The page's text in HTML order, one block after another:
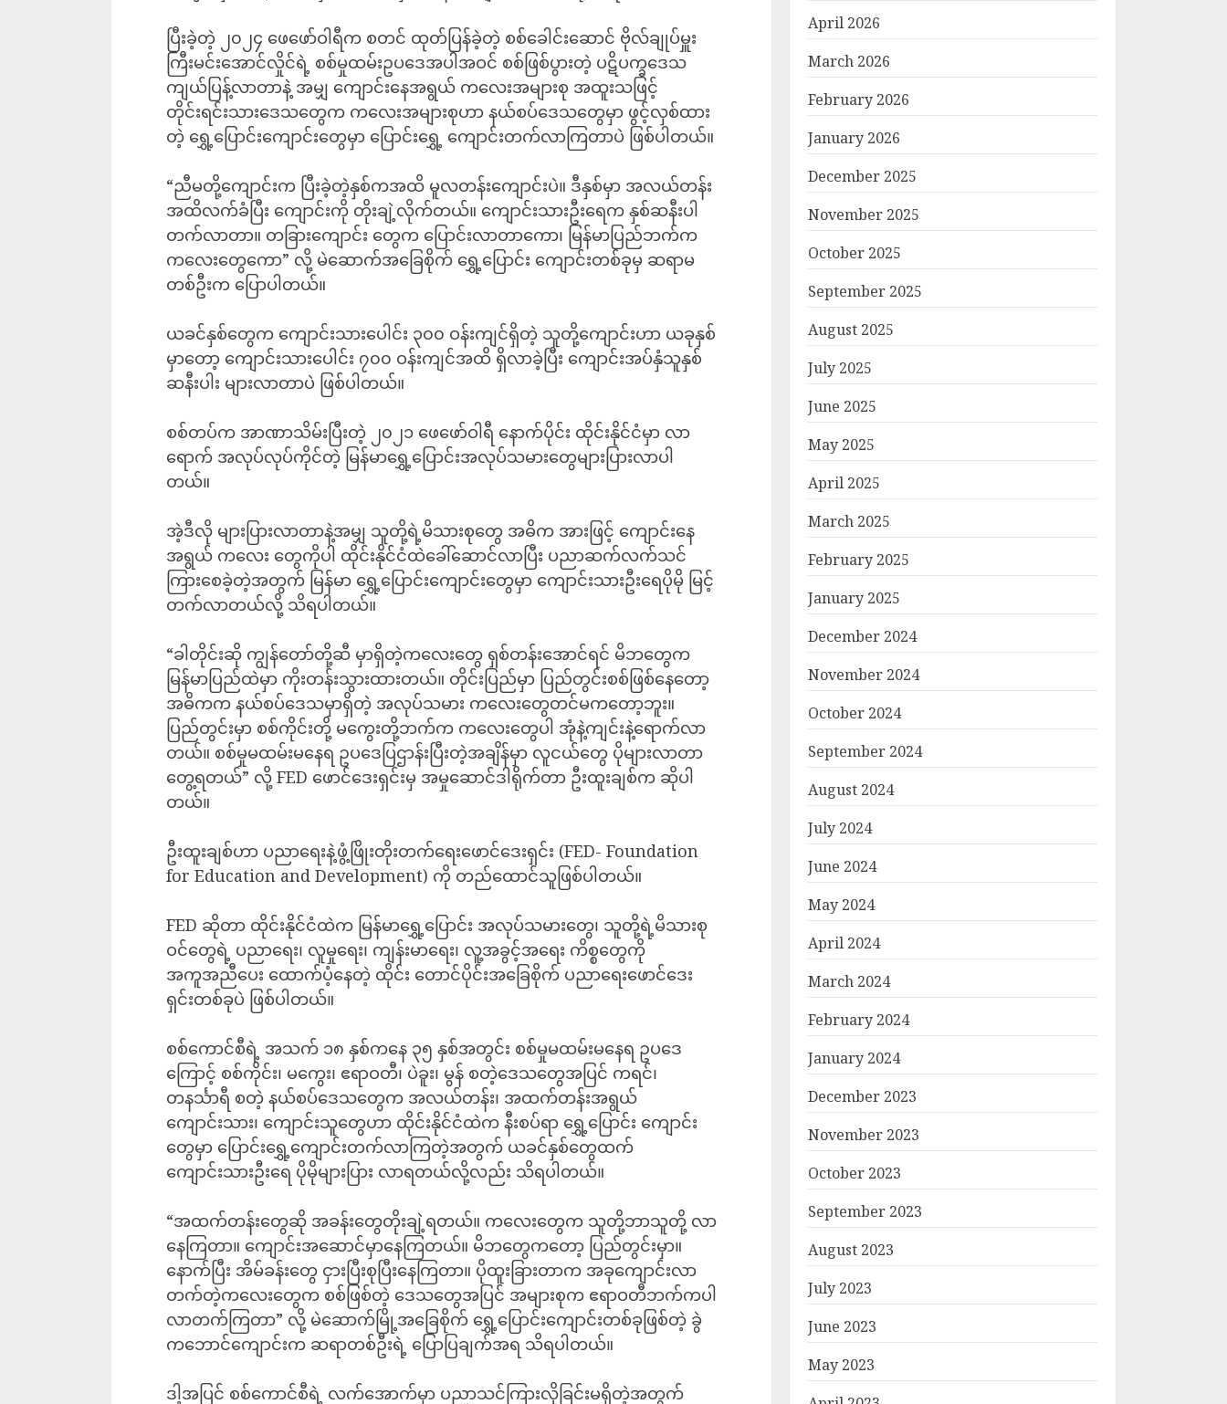
ပြီးခဲ့တဲ့ ၂၀၂၄ ဖေဖော်ဝါရီက စတင် ထုတ်ပြန်ခဲ့တဲ့ စစ်ခေါင်းဆောင် ဗိုလ်ချုပ်မှူး
ကြီးမင်းအောင်လှိုင်ရဲ့ စစ်မှုထမ်းဥပဒေအပါအဝင် စစ်ဖြစ်ပွားတဲ့ ပဋိပက္ခဒေသ
ကျယ်ပြန့်လာတာနဲ့ အမျှ ကျောင်းနေအရွယ် ကလေးအများစု အထူးသဖြင့်
တိုင်းရင်းသားဒေသတွေက ကလေးအများစုဟာ နယ်စပ်ဒေသ‌တွေမှာ ဖွင့်လှစ်ထား
တဲ့ ရွှေ့ပြောင်းကျောင်းတွေမှာ ပြောင်းရွှေ့ ကျောင်းတက်လာကြတာပဲ ဖြစ်ပါတယ်။
“ညီမတို့ကျောင်းက ပြီးခဲ့တဲ့နှစ်ကအထိ မူလတန်းကျောင်းပဲ။ ဒီနှစ်မှာ အလယ်တန်း
အထိလက်ခံပြီး ကျောင်းကို တိုးချဲ့လိုက်တယ်။ ကျောင်းသားဦးရေက နှစ်ဆနီးပါ
တက်လာတာ။ တခြားကျောင်း တွေက ပြောင်းလာတာကော၊ မြန်မာပြည်ဘက်က
ကလေးတွေကော” လို့ မဲဆောက်အခြေစိုက် ရွှေ့ပြောင်း ကျောင်းတစ်ခုမှ ဆရာမ
တစ်ဦးက ပြောပါတယ်။
ယခင်နှစ်တွေက ကျောင်းသားပေါင်း ၃၀၀ ဝန်းကျင်ရှိတဲ့ သူတို့ကျောင်းဟာ ယခုနှစ်
မှာတော့ ကျောင်းသားပေါင်း ၇၀၀ ဝန်းကျင်အထိ ရှိလာခဲ့ပြီး ကျောင်းအပ်နှံသူနှစ်
ဆနီးပါး များလာတာပဲ ဖြစ်ပါတယ်။
စစ်တပ်က အာဏာသိမ်းပြီးတဲ့ ၂၀၂၁ ဖေဖော်ဝါရီ နောက်ပိုင်း ထိုင်းနိုင်ငံမှာ လာ
ရောက် အလုပ်လုပ်ကိုင်တဲ့ မြန်မာရွှေ့ပြောင်းအလုပ်သမားတွေများပြားလာပါ
တယ်။
အဲ့ဒီလို များပြားလာတာနဲ့အမျှ သူတို့ရဲ့မိသားစုတွေ အဓိက အားဖြင့် ကျောင်းနေ
အရွယ် ကလေး တွေကိုပါ ထိုင်းနိုင်ငံထဲခေါ်ဆောင်လာပြီး ပညာဆက်လက်သင်
ကြားစေခဲ့တဲ့အတွက် ‌မြန်မာ ရွှေ့ပြောင်းကျောင်းတွေမှာ ကျောင်းသားဦးရေပိုမို မြင့်
တက်လာတယ်လို့ သိရပါတယ်။
“ခါတိုင်းဆို ကျွန်တော်တို့ဆီ မှာရှိတဲ့ကလေးတွေ ရှစ်တန်းအောင်ရင် မိဘတွေက
မြန်မာပြည်ထဲမှာ ကိုးတန်းသွားထားတယ်။ တိုင်းပြည်မှာ ပြည်တွင်းစစ်ဖြစ်နေတော့
အဓိကက နယ်စပ်ဒေသမှာရှိတဲ့ အလုပ်သမား ကလေးတွေတင်မကတော့ဘူး။
ပြည်တွင်းမှာ စစ်ကိုင်းတို့ မကွေးတို့ဘက်က ကလေးတွေပါ အုံနဲ့ကျင်းနဲ့ရောက်လာ
တယ်။ စစ်မှုမထမ်းမနေရ ဥပဒေပြဌာန်းပြီးတဲ့အချိန်မှာ လူငယ်တွေ ပိုများလာ‌တာ
တွေ့ရတယ်” လို့ FED ဖောင်ဒေးရှင်းမှ အမှုဆောင်ဒါရိုက်တာ ဦးထူးချစ်က ဆိုပါ
တယ်။
ဦးထူးချစ်ဟာ ပညာရေးနဲ့ဖွံ့ဖြိုးတိုးတက်ရေးဖောင်ဒေးရှင်း (FED- Foundation
for Education and Development) ကို တည်ထောင်သူဖြစ်ပါတယ်။
FED ဆိုတာ ထိုင်းနိုင်ငံထဲက မြန်မာရွှေ့ပြောင်း အလုပ်သမားတွေ၊ သူတို့ရဲ့မိသားစု
ဝင်တွေရဲ့ ပညာရေး၊ လူမှုရေး၊ ကျန်းမာရေး၊ လူ့အခွင့်အရေး ကိစ္စတွေကို
အကူအညီပေး ထောက်ပံ့နေတဲ့ ထိုင်း တောင်ပိုင်းအခြေစိုက် ပညာ‌ရေးဖောင်ဒေး
ရှင်းတစ်ခုပဲ ဖြစ်ပါတယ်။
စစ်ကောင်စီရဲ့ အသက် ၁၈ နှစ်ကနေ ၃၅ နှစ်အတွင်း စစ်မှုမထမ်းမနေရ ဥပဒေ
ကြောင့် စစ်ကိုင်း၊ မကွေး၊ ဧရာဝတီ၊ ပဲခူး၊ မွန် စတဲ့ဒေသတွေအပြင် ကရင်၊
တနင်္သာရီ စတဲ့ နယ်စပ်‌ဒေသတွေက အလယ်တန်း၊ အထက်တန်းအရွယ်
ကျောင်းသား၊ ကျောင်းသူတွေဟာ ထိုင်းနိုင်ငံထဲက နီးစပ်ရာ ရွှေ့ပြောင်း ကျောင်း
တွေမှာ ပြောင်းရွှေ့ကျောင်းတက်လာကြတဲ့အတွက် ယခင်နှစ်တွေထက်
ကျောင်းသားဦးရေ ပိုမိုများပြား လာရတယ်လို့လည်း သိရပါတယ်။
“အထက်တန်းတွေဆို အခန်းတွေတိုးချဲ့ရတယ်။ ကလေးတွေက သူတို့ဘာသူတို့ လာ
နေကြတာ။ ကျောင်းအဆောင်မှာနေကြတယ်။ မိဘတွေကတော့ ပြည်တွင်းမှာ။
နောက်ပြီး အိမ်ခန်းတွေ ငှားပြီးစုပြီးနေကြတာ။ ပိုထူးခြားတာက အခုကျောင်းလာ
တက်တဲ့ကလေးတွေက စစ်ဖြစ်တဲ့ ဒေသတွေအပြင် အများစုက ဧရာဝတီဘက်ကပါ
လာတက်ကြတာ” လို့ မဲဆောက်မြို့အခြေစိုက် ရွှေ့ပြောင်းကျောင်းတစ်ခုဖြစ်တဲ့ ခွဲ
ကဘောင်ကျောင်းက ဆရာတစ်ဦးရဲ့ ပြောပြချက်အရ သိရပါတယ်။
ဒါ့အပြင် စစ်ကောင်စီရဲ့ လက်အောက်မှာ ပညာသင်ကြားလိုခြင်းမရှိတဲ့အတွက်
April 2026
March 2026
February 2026
January 2026
December 2025
November 2025
October 2025
September 2025
August 2025
July 2025
June 2025
May 2025
April 2025
March 2025
February 2025
January 2025
December 2024
November 2024
October 2024
September 2024
August 2024
July 2024
June 2024
May 2024
April 2024
March 2024
February 2024
January 2024
December 2023
November 2023
October 2023
September 2023
August 2023
July 2023
June 2023
May 2023